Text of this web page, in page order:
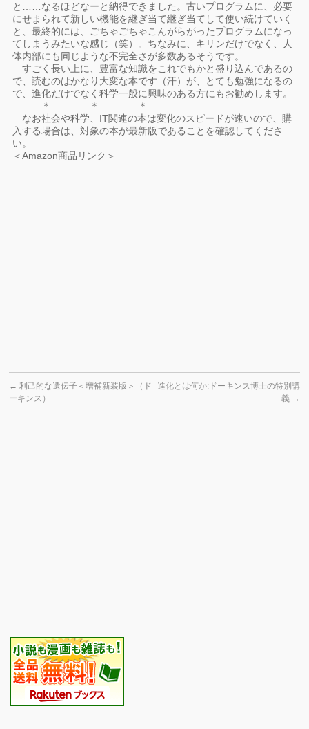
と……なるほどなーと納得できました。古いプログラムに、必要
にせまられて新しい機能を継ぎ当て継ぎ当てして使い続けていく
と、最終的には、ごちゃごちゃこんがらがったプログラムになっ
てしまうみたいな感じ（笑）。ちなみに、キリンだけでなく、人
体内部にも同じような不完全さが多数あるそうです。
すごく長い上に、豊富な知識をこれでもかと盛り込んであるの
で、読むのはかなり大変な本です（汗）が、とても勉強になるの
で、進化だけでなく科学一般に興味のある方にもお勧めします。
＊ ＊ ＊
なお社会や科学、IT関連の本は変化のスピードが速いので、購
入する場合は、対象の本が最新版であることを確認してくださ
い。
＜Amazon商品リンク＞
← 利己的な遺伝子＜増補新装版＞（ド
ーキンス）
進化とは何か:ドーキンス博士の特別講
義 →